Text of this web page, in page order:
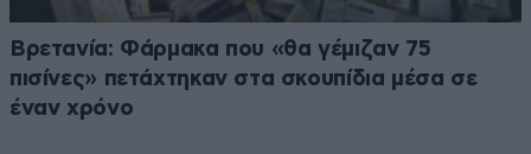
Βρετανία: Φάρμακα που «θα γέμιζαν 75
πισίνες» πετάχτηκαν στα σκουπίδια μέσα σε
έναν χρόνο